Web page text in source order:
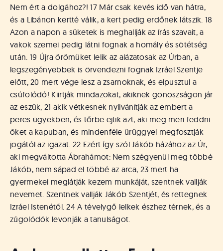
Nem ért a dolgához?! 17 Már csak kevés idő van hátra,
és a Libánon kertté válik, a kert pedig erdőnek látszik. 18
Azon a napon a süketek is meghallják az írás szavait, a
vakok szemei pedig látni fognak a homály és sötétség
után. 19 Újra örömüket lelik az alázatosak az Úrban, a
legszegényebbek is örvendezni fognak Izráel Szentje
előtt, 20 mert vége lesz a zsarnoknak, és elpusztul a
csúfolódó! Kiirtják mindazokat, akiknek gonoszságon jár
az eszük, 21 akik vétkesnek nyilvánítják az embert a
peres ügyekben, és tőrbe ejtik azt, aki meg meri feddni
őket a kapuban, és mindenféle ürüggyel megfosztják
jogától az igazat. 22 Ezért így szól Jákób házához az Úr,
aki megváltotta Ábrahámot: Nem szégyenül meg többé
Jákób, nem sápad el többé az arca, 23 mert ha
gyermekei meglátják kezem munkáját, szentnek vallják
nevemet. Szentnek vallják Jákób Szentjét, és rettegnek
Izráel Istenétől. 24 A tévelygő lelkek észhez térnek, és a
zúgolódók levonják a tanulságot.